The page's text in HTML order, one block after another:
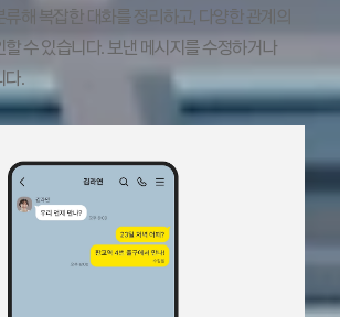
해 복잡한 대화를 정리하고, 다양한 관계의
수 있습니다. 보낸 메시지를 수정하거나
다.